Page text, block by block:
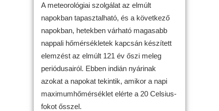
A meteorológiai szolgálat az elmúlt
napokban tapasztalható, és a következő
napokban, hetekben várható magasabb
nappali hőmérsékletek kapcsán készített
elemzést az elmúlt 121 év őszi meleg
periódusairól. Ebben indián nyárinak
azokat a napokat tekintik, amikor a napi
maximumhőmérséklet elérte a 20 Celsius-
fokot ősszel.